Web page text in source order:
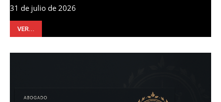
31 de julio de 2026
VER...